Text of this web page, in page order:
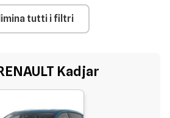
tutti i filtri
Kadjar